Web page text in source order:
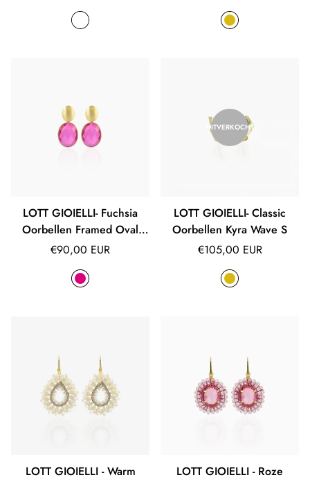
LOTT GIOIELLI- Fuchsia
Oorbellen Framed Oval
Giorgia
Normale
€90,00 EUR
UITVERKOCHT
LOTT GIOIELLI- Classic
Oorbellen Kyra Wave S
Normale
€105,00 EUR
LOTT GIOIELLI - Warm
LOTT GIOIELLI - Roze